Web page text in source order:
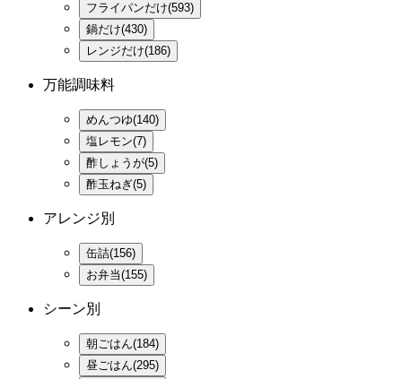
フライパンだけ(593)
鍋だけ(430)
レンジだけ(186)
万能調味料
めんつゆ(140)
塩レモン(7)
酢しょうが(5)
酢玉ねぎ(5)
アレンジ別
缶詰(156)
お弁当(155)
シーン別
朝ごはん(184)
昼ごはん(295)